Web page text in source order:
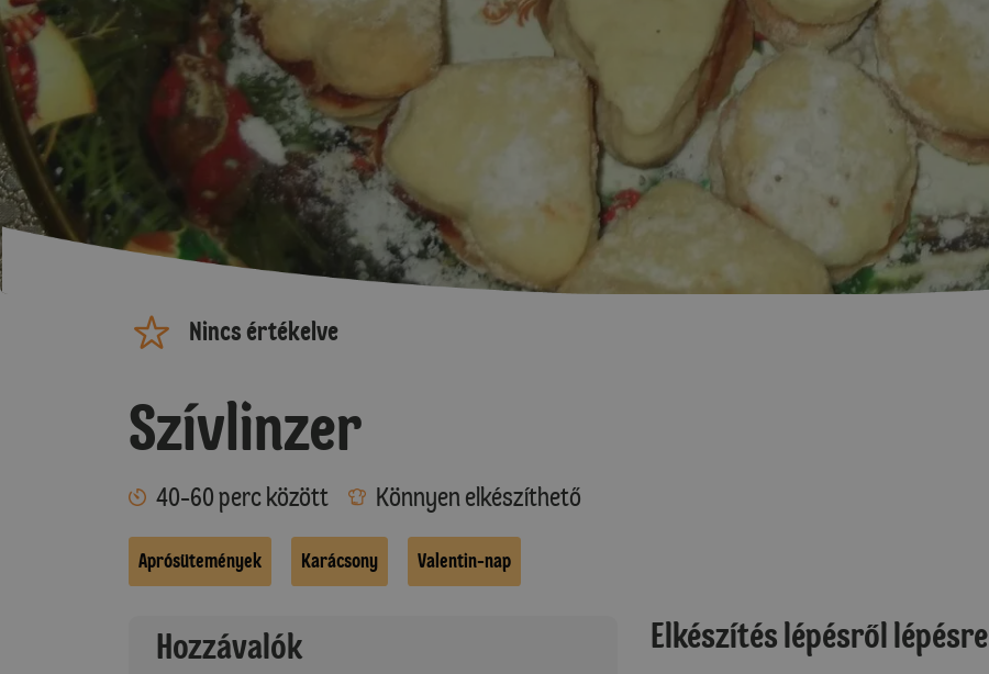
Nincs értékelve
Szívlinzer
40-60 perc között Könnyen elkészíthető
Aprósütemények Karácsony Valentin-nap
Hozzávalók Elkészítés lépésről lépésre